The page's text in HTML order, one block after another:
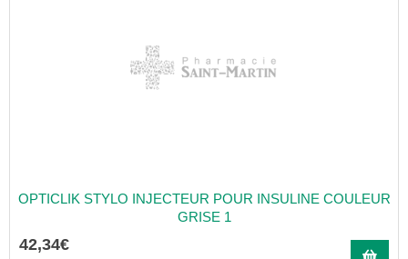
OPTICLIK STYLO INJECTEUR POUR INSULINE COULEUR
GRISE 1
42,34€